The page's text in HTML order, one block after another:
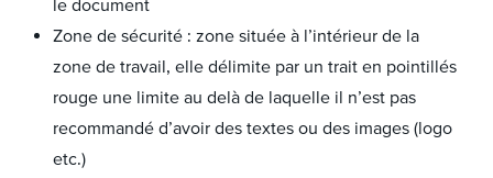
le document
Zone de sécurité : zone située à l’intérieur de la
zone de travail, elle délimite par un trait en pointillés
rouge une limite au delà de laquelle il n’est pas
recommandé d’avoir des textes ou des images (logo
etc.)